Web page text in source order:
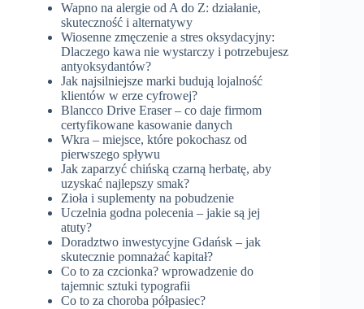
Wapno na alergie od A do Z: działanie,
skuteczność i alternatywy
Wiosenne zmęczenie a stres oksydacyjny:
Dlaczego kawa nie wystarczy i potrzebujesz
antyoksydantów?
Jak najsilniejsze marki budują lojalność
klientów w erze cyfrowej?
Blancco Drive Eraser – co daje firmom
certyfikowane kasowanie danych
Wkra – miejsce, które pokochasz od
pierwszego spływu
Jak zaparzyć chińską czarną herbatę, aby
uzyskać najlepszy smak?
Zioła i suplementy na pobudzenie
Uczelnia godna polecenia – jakie są jej
atuty?
Doradztwo inwestycyjne Gdańsk – jak
skutecznie pomnażać kapitał?
Co to za czcionka? wprowadzenie do
tajemnic sztuki typografii
Co to za choroba półpasiec?